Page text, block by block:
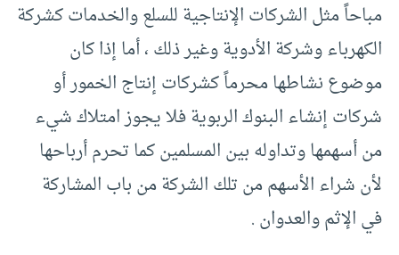
مباحاً مثل الشركات الإنتاجية للسلع والخدمات كشركة
الكهرباء وشركة الأدوية وغير ذلك ، أما إذا كان
موضوع نشاطها محرماً كشركات إنتاج الخمور أو
شركات إنشاء البنوك الربوية فلا يجوز امتلاك شيء
من أسهمها وتداوله بين المسلمين كما تحرم أرباحها
لأن شراء الأسهم من تلك الشركة من باب المشاركة
في الإثم والعدوان .